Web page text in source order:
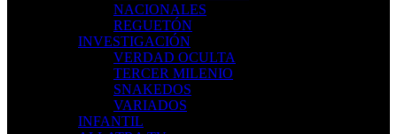
NACIONALES
REGUETÓN
INVESTIGACIÓN
VERDAD OCULTA
TERCER MILENIO
SNAKEDOS
VARIADOS
INFANTIL